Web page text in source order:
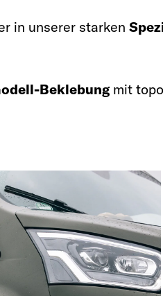
in unserer starken
Beklebung mit